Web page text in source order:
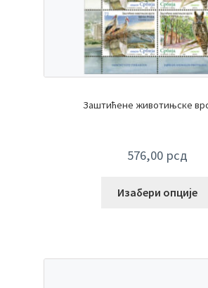
Заштићене животињске
576,00 рсд
Изабери опције